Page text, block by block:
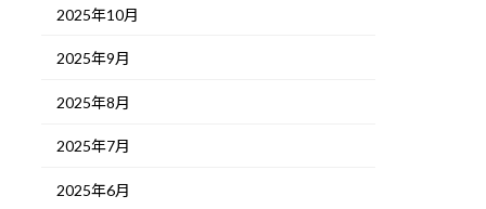
2025年10月
2025年9月
2025年8月
2025年7月
2025年6月